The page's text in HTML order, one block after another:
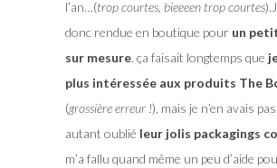
l’an…(trop courtes, bieeeen trop courtes
donc rendue en boutique pour un
sur mesure. ça faisait longtemps que
plus intéressée aux produits The
(grossière erreur !), mais je n’en avais
autant oublié leur jolis packagings
m’a fallu quand même un peu d’aide